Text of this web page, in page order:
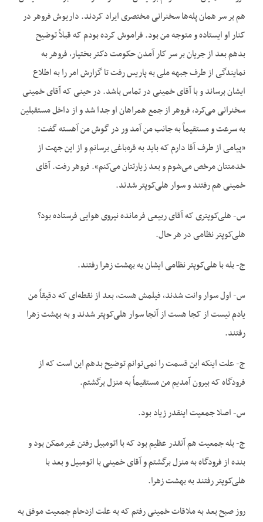
هم بر سر همان پله‌‌ها سخنرانی مختصری ایراد کردند. داریوش فروهر در
کنار او ایستاده و متوجه من بود. فراموش کرده بودم که قبلاً توضیح
بدهم بعد از جریان بر سر کار آمدن حکومت دکتر بختیار، فروهر به
نمایندگی از طرف جبهه ملی به پاریس رفت تا گزارش امر را به اطلاع
ایشان برساند و با آقای خمینی در تماس باشد. در حینی که آقای خمینی
سخنرانی می‌‌کرد، فروهر از جمع همراهان او جدا شد و از داخل مستقبلین
به سرعت و مستقیماً به جانب من آمد ور در گوش من آهسته گفت:
«پیامی از طرف آقا دارم که باید به قره‌‌باغی برسانم و از این جهت از
خدمتتان مرخص می‌‌شوم و بعد زیارتتان می‌‌کنم». فروهر رفت. آقای
خمینی هم رفتند و سوار هلی‌‌کوپتر شدند.
س- هلی‌‌کوپتری که آقای ربیعی فرمانده نیروی هوایی فرستاده بود؟
هلی‌‌کوپتر نظامی در هر حال.
ج- بله با هلی‌‌کوپتر نظامی ایشان به بهشت زهرا رفتند.
س- اول سوار وانت شدند، فیلمش هست، بعد از نقطه‌‌ای که دقیقاً من
یادم نیست از کجا هست از آنجا سوار هلی‌‌کوپتر شدند و به بهشت زهرا
رفتند.
ج- علت اینکه این قسمت را نمی‌‌توانم توضیح بدهم این است که از
فرودگاه که بیرون آمدیم من مستقیماً به منزل برگشتم.
س- اصلا جمعیت اینقدر زیاد بود.
ج- بله جمعیت هم آنقدر عظیم بود که با اتومبیل رفتن غیرممکن بود و
بنده از فرودگاه به منزل برگشتم و آقای خمینی با اتومبیل و بعد با
هلی‌‌کوپتر رفتند به بهشت زهرا.
روز صبح بعد به ملاقات خمینی رفتم که به علت ازدحام جمعیت موفق به